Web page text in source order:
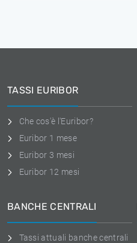
TASSI EURIBOR
Che cos'è l'Euribor?
Euribor 1 mese
Euribor 3 mesi
Euribor 12 mesi
BANCHE CENTRALI
Tassi attuali banche centrali